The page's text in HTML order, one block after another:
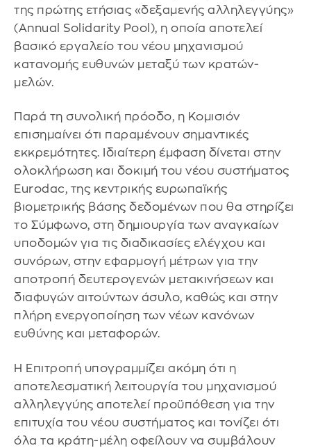
της πρώτης ετήσιας «δεξαμενής αλληλεγγύης»
(Annual Solidarity Pool), η οποία αποτελεί
βασικό εργαλείο του νέου μηχανισμού
κατανομής ευθυνών μεταξύ των κρατών-
μελών.
Παρά τη συνολική πρόοδο, η Κομισιόν
επισημαίνει ότι παραμένουν σημαντικές
εκκρεμότητες. Ιδιαίτερη έμφαση δίνεται στην
ολοκλήρωση και δοκιμή του νέου συστήματος
Eurodac, της κεντρικής ευρωπαϊκής
βιομετρικής βάσης δεδομένων που θα στηρίζει
το Σύμφωνο, στη δημιουργία των αναγκαίων
υποδομών για τις διαδικασίες ελέγχου και
συνόρων, στην εφαρμογή μέτρων για την
αποτροπή δευτερογενών μετακινήσεων και
διαφυγών αιτούντων άσυλο, καθώς και στην
πλήρη ενεργοποίηση των νέων κανόνων
ευθύνης και μεταφορών.
Η Επιτροπή υπογραμμίζει ακόμη ότι η
αποτελεσματική λειτουργία του μηχανισμού
αλληλεγγύης αποτελεί προϋπόθεση για την
επιτυχία του νέου συστήματος και τονίζει ότι
όλα τα κράτη-μέλη οφείλουν να συμβάλουν